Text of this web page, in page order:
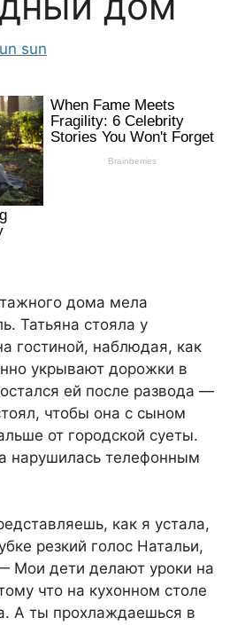
sun
дома мела
Татьяна стояла у
гостиной, наблюдая, как
укрывают дорожки в
ей после развода —
чтобы она с сыном
от городской суеты.
нарушилась телефонным
как я устала,
резкий голос Натальи,
Мои дети делают уроки на
что на кухонном столе
А ты прохлаждаешься в